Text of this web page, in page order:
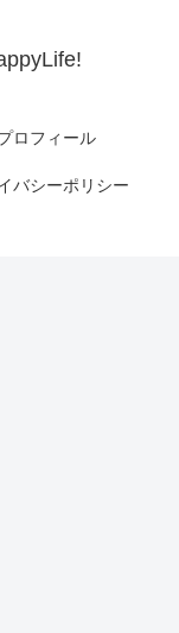
ロフィール
バシーポリシー